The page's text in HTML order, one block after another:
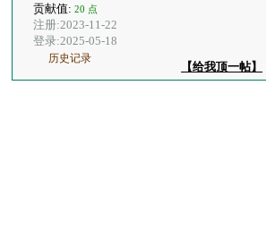
贡献值:20 点
注册:2023-11-22
登录:2025-05-18
历史记录
【给我顶一帖】